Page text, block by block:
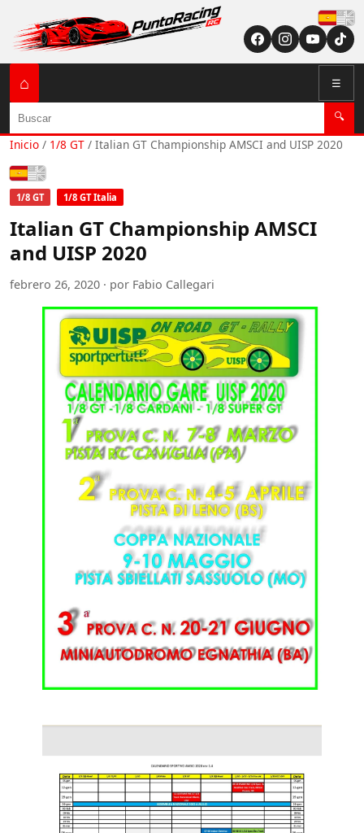
⌂ ☰
Buscar 🔍
Inicio / 1/8 GT / Italian GT Championship AMSCI and UISP 2020
Español
1/8 GT 1/8 GT Italia
Italian GT Championship AMSCI
and UISP 2020
febrero 26, 2020 · por Fabio Callegari